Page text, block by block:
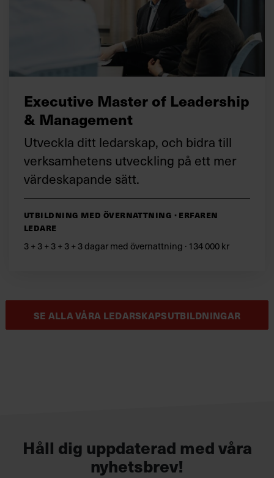
Executive Master of Leadership
& Management
Utveckla ditt ledarskap, och bidra till
verksamhetens utveckling på ett mer
värdeskapande sätt.
Utbildning med övernattning · Erfaren
ledare
3 + 3 + 3 + 3 + 3 dagar med övernattning · 134 000 kr
SE ALLA VÅRA LEDARSKAPSUTBILDNINGAR
Håll dig uppdaterad med våra
nyhetsbrev!